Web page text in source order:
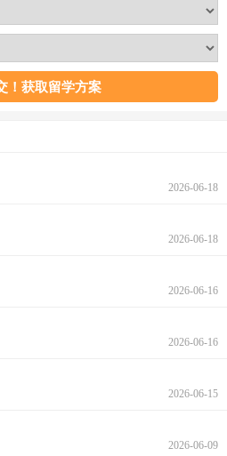
2026-06-18
2026-06-18
2026-06-16
2026-06-16
2026-06-15
2026-06-09